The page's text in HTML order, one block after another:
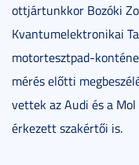
ottjártunkkor Bozóki
Kvantumelektronikai
motortesztpad-
mérés előtti
vettek az Audi és a
érkezett szakértői is.